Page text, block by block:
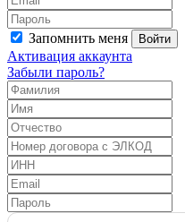
Запомнить меня Войти
Активация аккаунта
Забыли пароль?